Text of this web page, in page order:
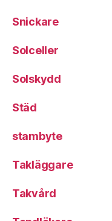
Snickare
Solceller
Solskydd
Städ
stambyte
Takläggare
Takvård